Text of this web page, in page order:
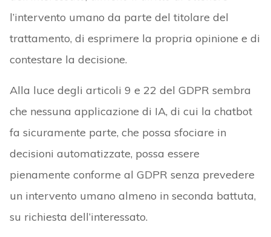
l’intervento umano da parte del titolare del
trattamento, di esprimere la propria opinione e di
contestare la decisione.
Alla luce degli articoli 9 e 22 del GDPR sembra
che nessuna applicazione di IA, di cui la chatbot
fa sicuramente parte, che possa sfociare in
decisioni automatizzate, possa essere
pienamente conforme al GDPR senza prevedere
un intervento umano almeno in seconda battuta,
su richiesta dell’interessato.